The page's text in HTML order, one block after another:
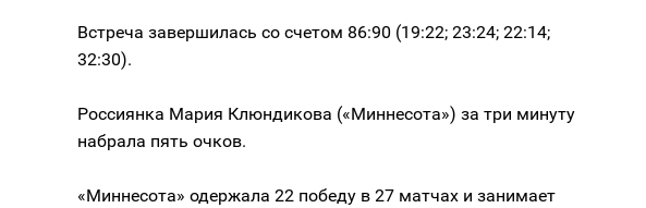
Встреча завершилась со счетом 86:90 (19:22; 23:24; 22:14;
32:30).
Россиянка Мария Клюндикова («Миннесота») за три минуту
набрала пять очков.
«Миннесота» одержала 22 победу в 27 матчах и занимает